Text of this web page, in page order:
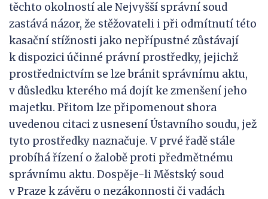
těchto okolností ale Nejvyšší správní soud
zastává názor, že stěžovateli i při odmítnutí této
kasační stížnosti jako nepřípustné zůstávají
k dispozici účinné právní prostředky, jejichž
prostřednictvím se lze bránit správnímu aktu,
v důsledku kterého má dojít ke zmenšení jeho
majetku. Přitom lze připomenout shora
uvedenou citaci z usnesení Ústavního soudu, jež
tyto prostředky naznačuje. V prvé řadě stále
probíhá řízení o žalobě proti předmětnému
správnímu aktu. Dospěje-li Městský soud
v Praze k závěru o nezákonnosti či vadách